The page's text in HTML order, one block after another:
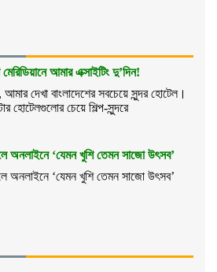
মেরিডিয়ানে আমার এক্সাইটিং দু’দিন!
আমার দেখা বাংলাদেশের সবচেয়ে সুন্দর হোটেল।
হোটেলগুলোর চেয়ে শিল্প-সুন্দরে
অনলাইনে ‘যেমন খুশি তেমন সাজো উৎসব’
অনলাইনে ‘যেমন খুশি তেমন সাজো উৎসব’